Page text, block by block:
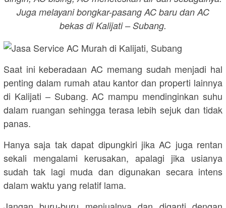
Juga melayani bongkar-pasang AC baru dan AC
bekas di Kalijati – Subang.
Saat ini keberadaan AC memang sudah menjadi hal
penting dalam rumah atau kantor dan properti lainnya
di Kalijati – Subang. AC mampu mendinginkan suhu
dalam ruangan sehingga terasa lebih sejuk dan tidak
panas.
Hanya saja tak dapat dipungkiri jika AC juga rentan
sekali mengalami kerusakan, apalagi jika usianya
sudah tak lagi muda dan digunakan secara intens
dalam waktu yang relatif lama.